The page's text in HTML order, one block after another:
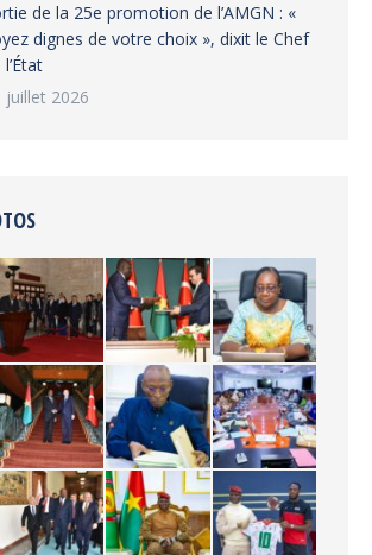
de la 25e promotion de l’AMGN : «
dignes de votre choix », dixit le Chef
juillet 2026